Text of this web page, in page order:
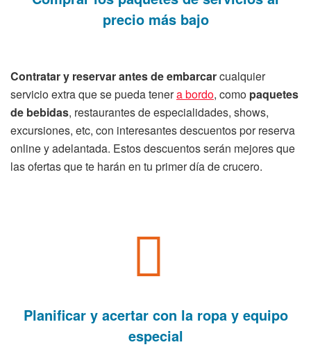
precio más bajo
Contratar y reservar antes de embarcarcualquier
servicio extra que se pueda tenera bordo, como paquetes
de bebidas, restaurantes de especialidades, shows,
excursiones, etc, con interesantes descuentos por reserva
online y adelantada. Estos descuentos serán mejores que
las ofertas que te harán en tu primer día de crucero.
Planificar y acertar con la ropa y equipo
especial